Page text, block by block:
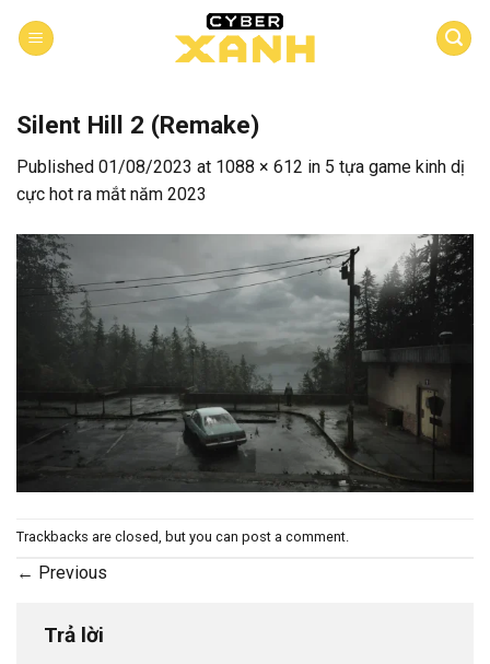
Silent Hill 2 (Remake)
Published 01/08/2023 at 1088 × 612 in 5 tựa game kinh dị
cực hot ra mắt năm 2023
Trackbacks are closed, but you can post a comment.
← Previous
Trả lời